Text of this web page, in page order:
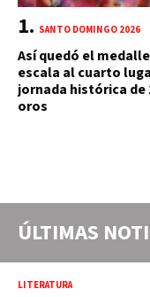
SANTO DOMINGO 2026
Así quedó el
escala al cuarto
jornada histórica de
oros
ÚLTIMAS
LITERATURA